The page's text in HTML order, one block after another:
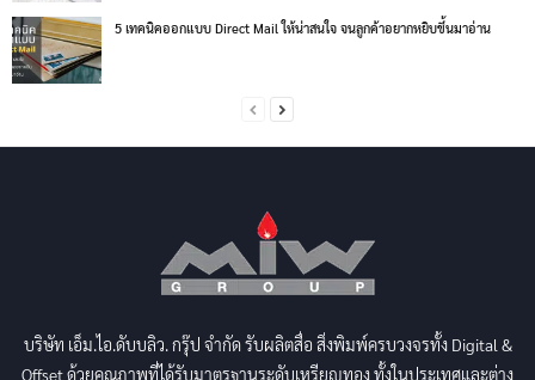
5 เทคนิคออกแบบ Direct Mail ให้น่าสนใจ จนลูกค้าอยากหยิบขึ้นมาอ่าน
บริษัท เอ็ม.ไอ.ดับบลิว. กรุ๊ป จำกัด รับผลิตสื่อ สิ่งพิมพ์ครบวงจรทั้ง Digital &
Offset ด้วยคุณภาพที่ได้รับมาตรฐานระดับเหรียญทอง ทั้งในประเทศและต่าง